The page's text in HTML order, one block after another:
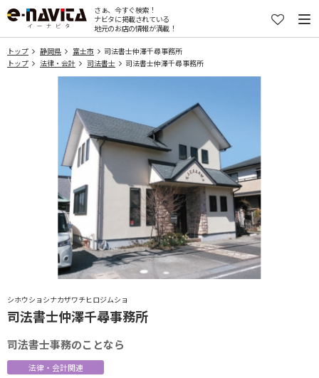
さぁ、今すぐ検索！
ナビタに掲載されている
地元のお店の情報が満載！
トップ 静岡県 富士市
司法書士仲澤千尋事務所
トップ
法律・会計 司法書士 司法書士仲澤千尋事務所
シホウショシナカザワチヒロジムショ
司法書士仲澤千尋事務所
司法書士事務のことなら
法律・会計関連